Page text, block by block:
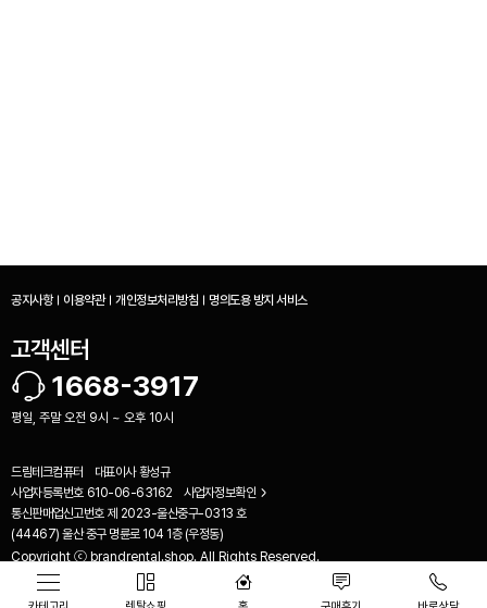
공지사항 이용약관 개인정보처리방침 명의도용 방지 서비스
고객센터
1668-3917
평일, 주말 오전 9시 ~ 오후 10시
드림테크컴퓨터 대표이사 황성규
사업자등록번호 610-06-63162
사업자정보확인
통신판매업신고번호 제 2023-울산중구-0313 호
(44467) 울산 중구 명륜로 104 1층 (우정동)
Copyright ⓒ brandrental.shop. All Rights Reserved.
비교하기(0)